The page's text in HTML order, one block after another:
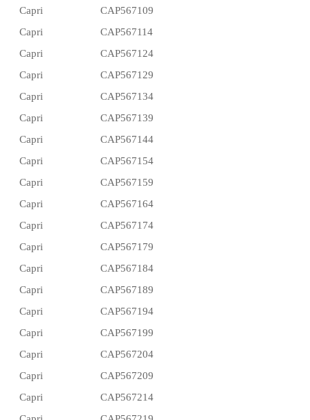
Capri
CAP567109
Capri
CAP567114
Capri
CAP567124
Capri
CAP567129
Capri
CAP567134
Capri
CAP567139
Capri
CAP567144
Capri
CAP567154
Capri
CAP567159
Capri
CAP567164
Capri
CAP567174
Capri
CAP567179
Capri
CAP567184
Capri
CAP567189
Capri
CAP567194
Capri
CAP567199
Capri
CAP567204
Capri
CAP567209
Capri
CAP567214